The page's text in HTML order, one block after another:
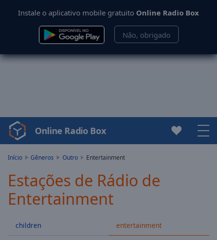
Instale o aplicativo mobile gratuito Online Radio Box
Não, obrigado
Video
Player
Play
Video
Play
Skip
Online Radio Box
Início Gêneros Outro Entertainment
Estações de Rádio de
Entertainment
children entertainment